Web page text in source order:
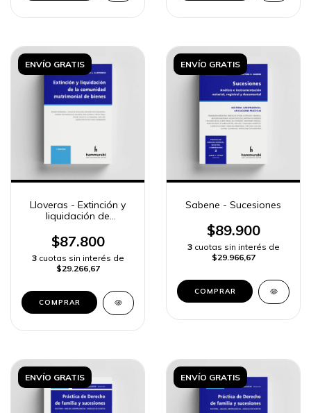
ENVÍO GRATIS
Lloveras - Extinción y
liquidación de
de bienes
$87.800
3 cuotas sin interés de
$29.266,67
COMPRAR
ENVÍO GRATIS
Sabene - Sucesiones
$89.900
3 cuotas sin interés de
$29.966,67
COMPRAR
ENVÍO GRATIS ENVÍO GRATIS